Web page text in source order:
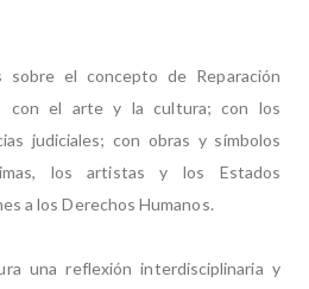
sobre el concepto de Reparación
con el arte y la cultura; con los
judiciales; con obras y símbolos
los artistas y los Estados
a los Derechos Humanos.
una reflexión interdisciplinaria y